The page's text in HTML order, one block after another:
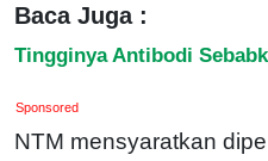
Baca Juga :
Tingginya Antibodi
Sponsored
NTM mensyaratkan